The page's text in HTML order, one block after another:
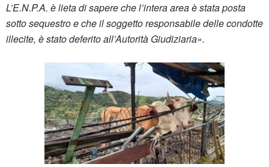
L’E.N.P.A. è lieta di sapere che l’intera area è stata posta
sotto sequestro e che il soggetto responsabile delle condotte
illecite, è stato deferito all’Autorità Giudiziaria».